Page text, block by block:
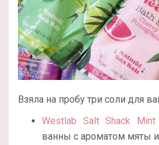
Взяла на пробу три соли для
Westlab Salt Shack Mint
ванны с ароматом мяты